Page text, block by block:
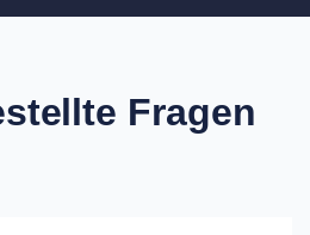
Fragen